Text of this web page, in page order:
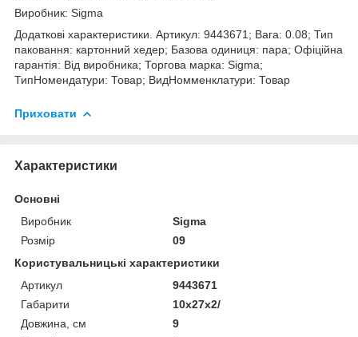
Виробник: Sigma
Додаткові характеристики. Артикул: 9443671; Вага: 0.08; Тип
паковання: картонний хедер; Базова одиниця: пара; Офіційна
гарантія: Від виробника; Торгова марка: Sigma;
ТипНомендатури: Товар; ВидНомменклатури: Товар
Приховати
Характеристики
Основні
Виробник
Sigma
Розмір
09
Користувальницькі характеристики
Артикул
9443671
Габарити
10x27x2/
Довжина, см
9